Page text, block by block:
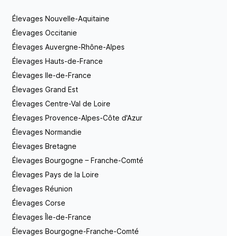
Élevages Nouvelle-Aquitaine
Élevages Occitanie
Élevages Auvergne-Rhône-Alpes
Élevages Hauts-de-France
Élevages Ile-de-France
Élevages Grand Est
Élevages Centre-Val de Loire
Élevages Provence-Alpes-Côte d'Azur
Élevages Normandie
Élevages Bretagne
Élevages Bourgogne – Franche-Comté
Élevages Pays de la Loire
Élevages Réunion
Élevages Corse
Élevages Île-de-France
Élevages Bourgogne-Franche-Comté